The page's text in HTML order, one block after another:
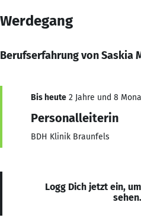
Werdegang
Berufserfahrung von Saskia
Bis heute 2 Jahre und 8
Personalleiterin
BDH Klinik Braunfels
Logg Dich jetzt ein,
sehen.